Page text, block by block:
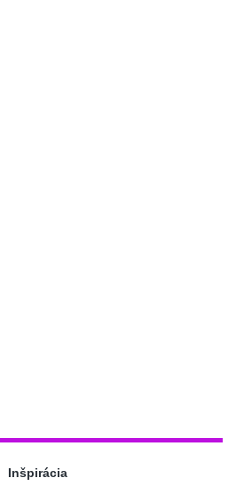
Inšpirácia